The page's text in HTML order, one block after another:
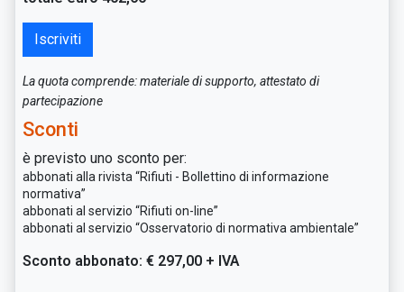
Iscriviti
La quota comprende: materiale di supporto, attestato di
partecipazione
Sconti
è previsto uno sconto per:
abbonati alla rivista “Rifiuti - Bollettino di informazione
normativa”
abbonati al servizio “Rifiuti on-line”
abbonati al servizio “Osservatorio di normativa ambientale”
Sconto abbonato: € 297,00 + IVA